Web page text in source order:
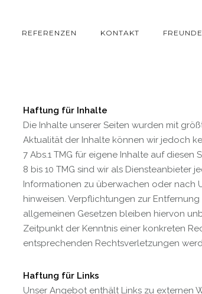
REFERENZEN KONTAKT FREUNDE
Haftung für Inhalte
Die Inhalte unserer Seiten wurden mit
Aktualität der Inhalte können wir jedoch
7 Abs.1 TMG für eigene Inhalte auf
8 bis 10 TMG sind wir als
Informationen zu überwachen oder nach
hinweisen. Verpflichtungen zur
allgemeinen Gesetzen bleiben hiervon
Zeitpunkt der Kenntnis einer konkreten
entsprechenden Rechtsverletzungen
Haftung für Links
Unser Angebot enthält Links zu externen